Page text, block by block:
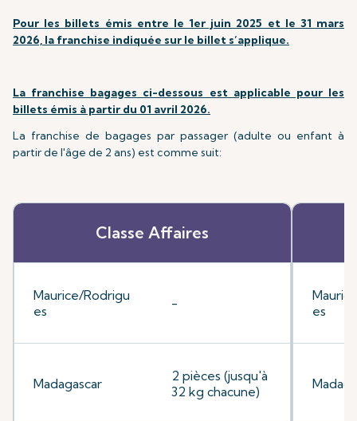
Pour les billets émis entre le 1er juin 2025 et le 31 mars
2026, la franchise indiquée sur le billet s’applique.
La franchise bagages ci-dessous est applicable pour les
billets émis à partir du 01 avril 2026.
La franchise de bagages par passager (adulte ou enfant à
partir de l'âge de 2 ans) est comme suit:
Classe Affaires
Maurice/Rodrigu
es
-
Madagascar
2 pièces (jusqu'à
32 kg chacune)
es